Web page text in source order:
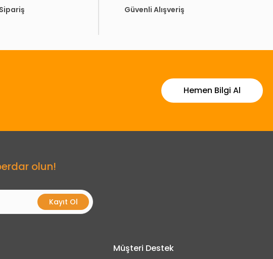
Güvenli Alışveriş
Hemen Bilgi Al
olun!
Kayıt Ol
Müşteri Destek